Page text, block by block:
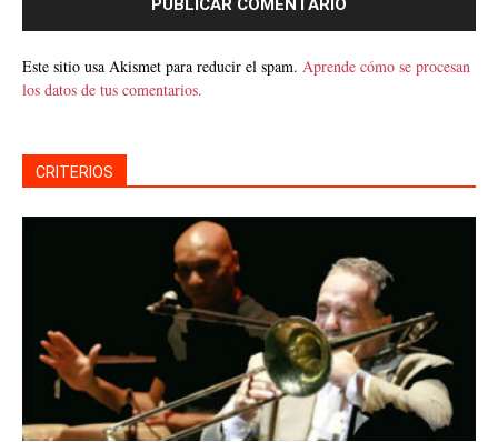
Este sitio usa Akismet para reducir el spam. Aprende cómo se procesan
los datos de tus comentarios.
CRITERIOS